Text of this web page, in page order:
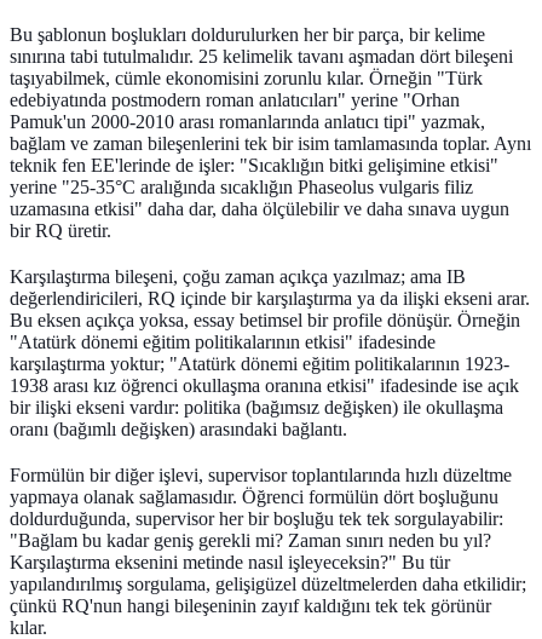
Bu şablonun boşlukları doldurulurken her bir parça, bir kelime
sınırına tabi tutulmalıdır. 25 kelimelik tavanı aşmadan dört bileşeni
taşıyabilmek, cümle ekonomisini zorunlu kılar. Örneğin "Türk
edebiyatında postmodern roman anlatıcıları" yerine "Orhan
Pamuk'un 2000-2010 arası romanlarında anlatıcı tipi" yazmak,
bağlam ve zaman bileşenlerini tek bir isim tamlamasında toplar. Aynı
teknik fen EE'lerinde de işler: "Sıcaklığın bitki gelişimine etkisi"
yerine "25-35°C aralığında sıcaklığın Phaseolus vulgaris filiz
uzamasına etkisi" daha dar, daha ölçülebilir ve daha sınava uygun
bir RQ üretir.
Karşılaştırma bileşeni, çoğu zaman açıkça yazılmaz; ama IB
değerlendiricileri, RQ içinde bir karşılaştırma ya da ilişki ekseni arar.
Bu eksen açıkça yoksa, essay betimsel bir profile dönüşür. Örneğin
"Atatürk dönemi eğitim politikalarının etkisi" ifadesinde
karşılaştırma yoktur; "Atatürk dönemi eğitim politikalarının 1923-
1938 arası kız öğrenci okullaşma oranına etkisi" ifadesinde ise açık
bir ilişki ekseni vardır: politika (bağımsız değişken) ile okullaşma
oranı (bağımlı değişken) arasındaki bağlantı.
Formülün bir diğer işlevi, supervisor toplantılarında hızlı düzeltme
yapmaya olanak sağlamasıdır. Öğrenci formülün dört boşluğunu
doldurduğunda, supervisor her bir boşluğu tek tek sorgulayabilir:
"Bağlam bu kadar geniş gerekli mi? Zaman sınırı neden bu yıl?
Karşılaştırma eksenini metinde nasıl işleyeceksin?" Bu tür
yapılandırılmış sorgulama, gelişigüzel düzeltmelerden daha etkilidir;
çünkü RQ'nun hangi bileşeninin zayıf kaldığını tek tek görünür
kılar.